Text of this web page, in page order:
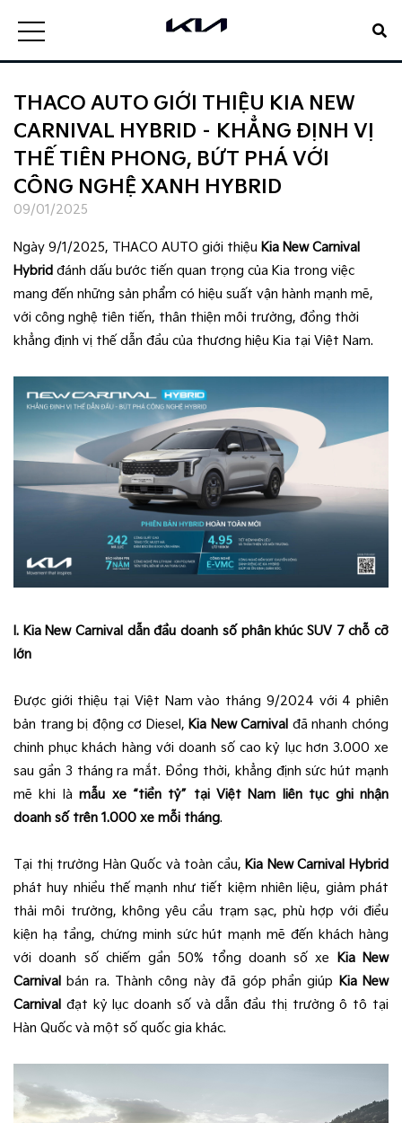
THACO AUTO GIỚI THIỆU KIA NEW
CARNIVAL HYBRID – KHẲNG ĐỊNH VỊ
THẾ TIÊN PHONG, BỨT PHÁ VỚI
CÔNG NGHỆ XANH HYBRID
09/01/2025
Ngày 9/1/2025, THACO AUTO giới thiệu Kia New Carnival
Hybrid đánh dấu bước tiến quan trọng của Kia trong việc
mang đến những sản phẩm có hiệu suất vận hành mạnh mẽ,
với công nghệ tiên tiến, thân thiện môi trường, đồng thời
khẳng định vị thế dẫn đầu của thương hiệu Kia tại Việt Nam.
I. Kia New Carnival dẫn đầu doanh số phân khúc SUV 7 chỗ cỡ
lớn
Được giới thiệu tại Việt Nam vào tháng 9/2024 với 4 phiên
bản trang bị động cơ Diesel, Kia New Carnival đã nhanh chóng
chinh phục khách hàng với doanh số cao kỷ lục hơn 3.000 xe
sau gần 3 tháng ra mắt. Đồng thời, khẳng định sức hút mạnh
mẽ khi làmẫu xe “tiền tỷ” tại Việt Nam liên tục ghi nhận
doanh số trên 1.000 xe mỗi tháng.
Tại thị trường Hàn Quốc và toàn cầu, Kia New Carnival Hybrid
phát huy nhiều thế mạnh như tiết kiệm nhiên liệu, giảm phát
thải môi trường, không yêu cầu trạm sạc, phù hợp với điều
kiện hạ tầng, chứng minh sức hút mạnh mẽ đến khách hàng
với doanh số chiếm gần 50% tổng doanh số xe
Kia New
Carnival
bán ra. Thành công này đã góp phần giúp Kia New
Carnival đạt kỷ lục doanh số và dẫn đầu thị trường ô tô tại
Hàn Quốc và một số quốc gia khác.